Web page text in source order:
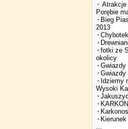
Porębie
Bieg
2013
Chybotek
fotki ze
okolicy
Gwiazdy
Gwiazdy
Idziemy
Wysoki
...